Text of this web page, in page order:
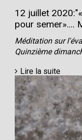
12 juillet
pour semer»....
Méditation sur
Quinzième
Lire la suite